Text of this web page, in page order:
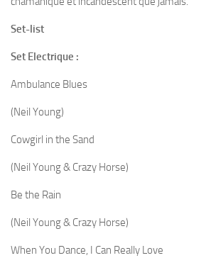
Set-list
Set Electrique :
Ambulance Blues
(Neil Young)
Cowgirl in the Sand
(Neil Young & Crazy Horse)
Be the Rain
(Neil Young & Crazy Horse)
When You Dance, I Can Really Love